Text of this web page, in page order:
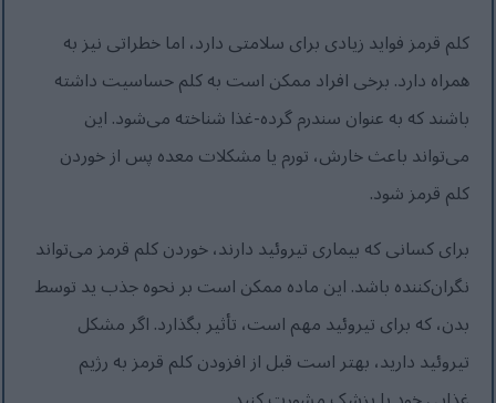
کلم قرمز فواید زیادی برای سلامتی دارد، اما خطراتی نیز به
همراه دارد. برخی افراد ممکن است به کلم حساسیت داشته
باشند که به عنوان سندرم گرده-غذا شناخته می‌شود. این
می‌تواند باعث خارش، تورم یا مشکلات معده پس از خوردن
کلم قرمز شود.
برای کسانی که بیماری تیروئید دارند، خوردن کلم قرمز می‌تواند
نگران‌کننده باشد. این ماده ممکن است بر نحوه جذب ید توسط
بدن، که برای تیروئید مهم است، تأثیر بگذارد. اگر مشکل
تیروئید دارید، بهتر است قبل از افزودن کلم قرمز به رژیم